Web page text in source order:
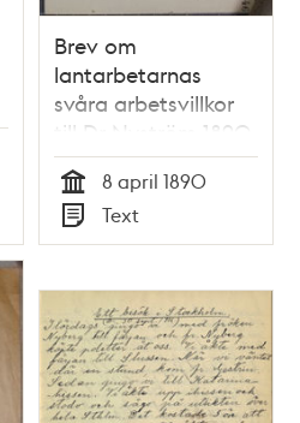
Brev om
lantarbetarnas
svåra arbetsvillkor
till Dr Nyström 1890
Tid
8 april 1890
Typ
Text